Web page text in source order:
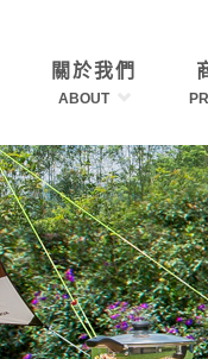
關於我們
ABOUT